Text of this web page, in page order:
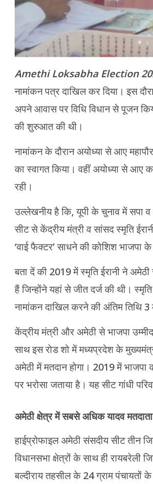
Amethi Loksabha Election
नामांकन पत्र दाखि‍ल कर दिया। इस
अपने आवास पर विधि विधान से पूजन
की शुरुआत की थी।
नामांकन के दौरान अयोध्या से आए
का स्वागत किया। वहीं अयोध्या से आए
रही।
उल्लेखनीय है कि, यूपी के चुनाव में सपा
सीट से केंद्रीय मंत्री व सांसद स्मृति
‘वाई फैक्टर’ साधने की कोशिश भाजपा
बता दें की 2019 में स्मृति ईरानी ने
हैं जिन्होंने यहां से जीत दर्ज की थी।
नामांकन दाखिल करने की अंतिम तिथि 3
केंद्रीय मंत्री और अमेठी से भाजपा
साथ इस रोड शो में मध्यप्रदेश के
अमेठी में मतदान होगा। 2019 में भाजपा
पर भरोसा जताया है। यह सीट गांधी
अमेठी क्षेत्र में सबसे अधि‍क यादव मतदाता
हाईप्रोफाइल अमेठी संसदीय सीट तीन
विधानसभा क्षेत्रों के साथ ही रायबरेली
बल्दीराय तहसील के 24 ग्राम